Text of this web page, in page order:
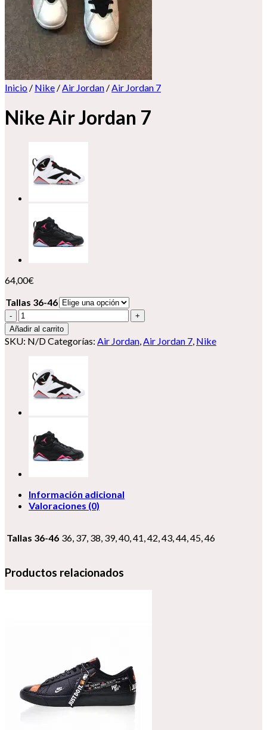
Inicio / Nike /Air Jordan /Air Jordan 7
Nike Air Jordan 7
64,00€
Tallas 36-46
Nike
Air
Jordan
7
Añadir al carrito
SKU: N/DCategorías: Air Jordan,Air Jordan 7, Nike
Información adicional
Valoraciones (0)
Tallas 36-46 36, 37, 38, 39, 40, 41, 42, 43, 44, 45, 46
Productos relacionados